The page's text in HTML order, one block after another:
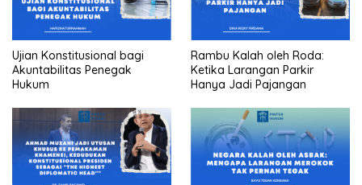
Ujian Konstitusional bagi
Akuntabilitas Penegak
Hukum
Rambu Kalah oleh Roda:
Ketika Larangan Parkir
Hanya Jadi Pajangan